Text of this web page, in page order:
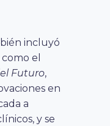
incluyó
como el
Futuro,
en
a
y se